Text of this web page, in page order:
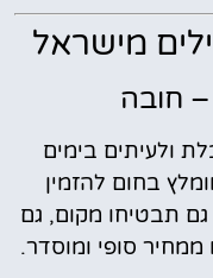
מישראל
ולעיתים בימים
בחום להזמין
תבטיחו מקום, גם
ממחיר סופי ומוסדר.